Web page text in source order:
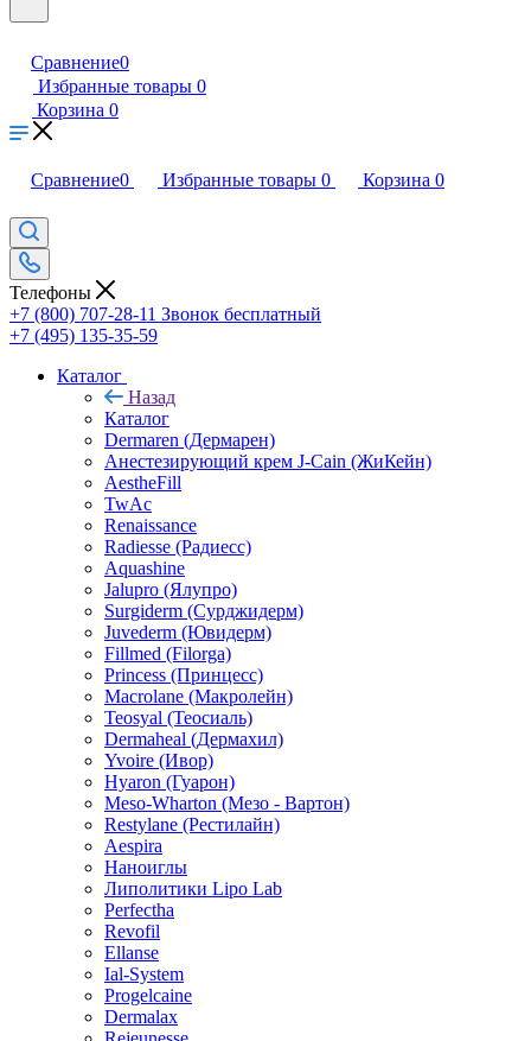
Сравнение0
Избранные товары
Корзина
Телефоны
+7 (800) 707-28-11
Каталог
Назад
Каталог
Dermaren (Дермарен)
Анестезирующий крем J-Cain (ЖиКейн)
AestheFill
TwAc
Renaissance
Radiesse (Радиесс)
Aquashine
Jalupro (Ялупро)
Surgiderm (Сурджидерм)
Juvederm (Ювидерм)
Fillmed (Filorga)
Princess (Принцесс)
Macrolane (Макролейн)
Teosyal (Теосиаль)
Dermaheal (Дермахил)
Yvoire (Ивор)
Hyaron (Гуарон)
Meso-Wharton (Мезо - Вартон)
Restylane (Рестилайн)
Aespira
Наноиглы
Липолитики Lipo Lab
Perfectha
Revofil
Ellanse
Ial-System
Progelcaine